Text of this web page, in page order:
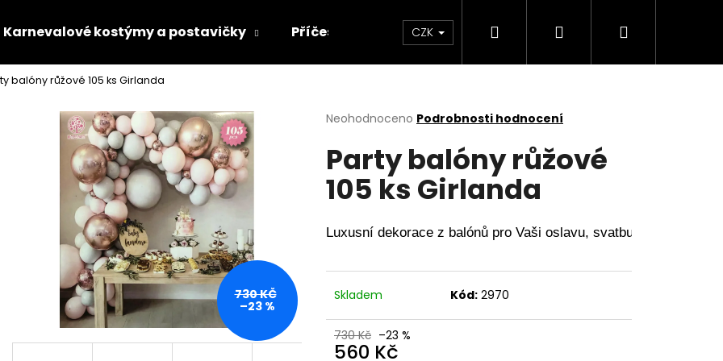
Karnevalové kostýmy a postavičky Příčesky a copy Menstruační kalhotky a plavky
CZK Hledat PřihlášeníNákupní
balóny růžové 105 ks Girlanda
Průměrné
produktu
je
0,0
hvězdiček.
Neohodnoceno Podrobnosti hodnocení
Party balóny růžové
105 ks Girlanda
Luxusní dekorace z balónů pro Vaši oslavu, svatbu či jiný velký
Skladem Kód: 2970
730 Kč –23 %
560 Kč
730 KČ
–23 %
Co potřebujete najít?
HLEDAT
Doporučujeme